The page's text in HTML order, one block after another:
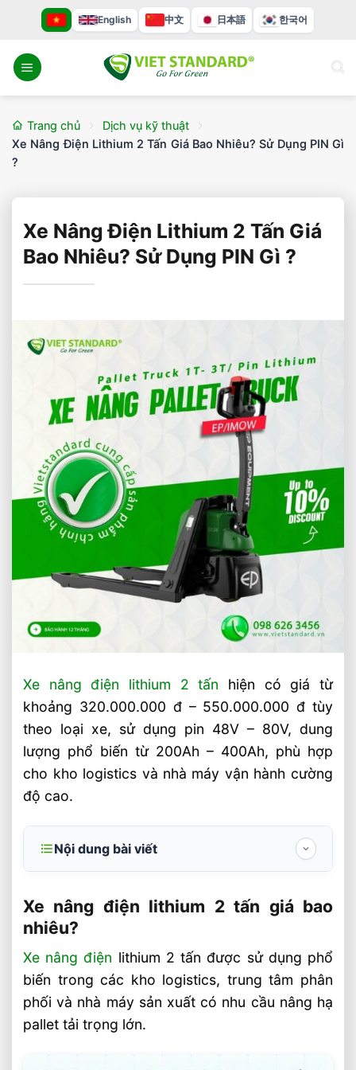
nội
dung
English 中文 日本語 한국어
Trang chủ
Dịch vụ kỹ thuật
Xe Nâng Điện Lithium 2 Tấn Giá Bao Nhiêu? Sử Dụng PIN Gì
?
Xe Nâng Điện Lithium 2 Tấn Giá
Bao Nhiêu? Sử Dụng PIN Gì ?
Xe nâng điện lithium 2 tấn hiện có giá từ
khoảng 320.000.000 đ – 550.000.000 đ tùy
theo loại xe, sử dụng pin 48V – 80V, dung
lượng phổ biến từ 200Ah – 400Ah, phù hợp
cho kho logistics và nhà máy vận hành cường
độ cao.
Nội dung bài viết
Các loại nhanh xe nâng điện 2 tấn trên
thị trường
Xe nâng điện lithium 2 tấn sử dụng pin gì?
Bảng Giá Các Loại Xe Nâng Điện 2 Tấn
Tại VietStandard
Chọn đúng xe nâng điện lithium 2 tấn theo
Xe nâng điện lithium 2 tấn giá bao
nhiêu?
Xe nâng điện lithium 2 tấn được sử dụng phổ
biến trong các kho logistics, trung tâm phân
phối và nhà máy sản xuất có nhu cầu nâng hạ
pallet tải trọng lớn.